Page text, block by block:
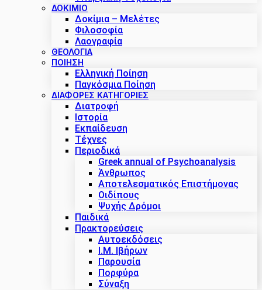
ΔΟΚΊΜΙΟ
Δοκίμια – Μελέτες
Φιλοσοφία
Λαογραφία
ΘΕΟΛΟΓΙΑ
ΠΟΙΗΣΗ
Ελληνική Ποίηση
Παγκόσμια Ποίηση
ΔΙΑΦΟΡΕΣ ΚΑΤΗΓΟΡΙΕΣ
Διατροφή
Ιστορία
Εκπαίδευση
Τέχνες
Περιοδικά
Greek annual of Psychoanalysis
Άνθρωπος
Αποτελεσματικός Επιστήμονας
Οιδίπους
Ψυχής Δρόμοι
Παιδικά
Πρακτoρεύσεις
Αυτοεκδόσεις
Ι.Μ. Ιβήρων
Παρουσία
Πορφύρα
Σύναξη